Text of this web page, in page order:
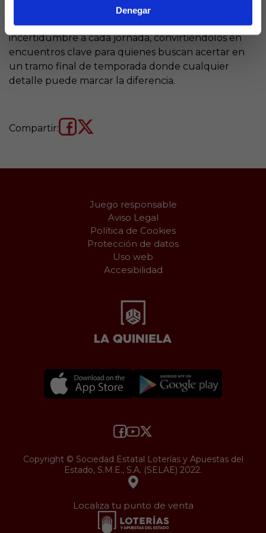
Denegar
Su dinámica imprevisible y la
urgencia por puntuar añaden un punto extra de
incertidumbre a cada jornada, convirtiéndolos en
encuentros clave para quienes buscan acertar en
un tramo final de temporada donde cualquier
detalle puede marcar la diferencia.
Compartir:
Juego responsable
Aviso Legal
Política de Cookies
Protección de datos
Uso web
Accesibilidad
Copyright © Sociedad Estatal Loterías y Apuestas del
Estado, S.M.E., S.A. (SELAE) 2022.
Localiza tu punto de venta